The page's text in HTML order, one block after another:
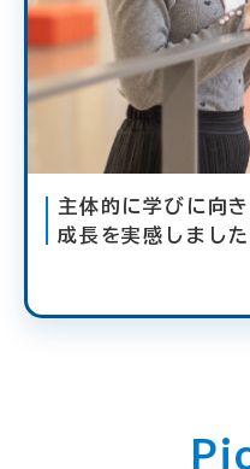
主体的に学びに向
成長を実感しました